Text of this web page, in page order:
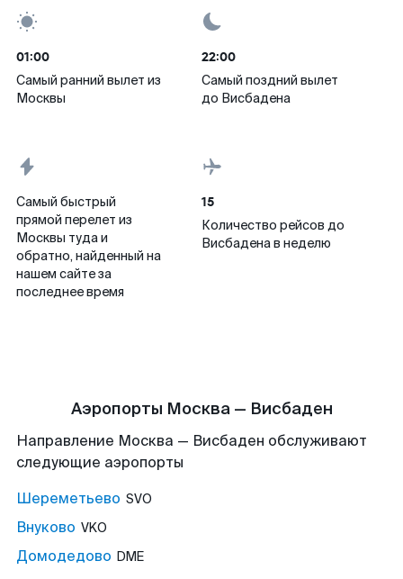
01:00
Самый ранний вылет из
Москвы
22:00
Самый поздний вылет
до Висбадена
Самый быстрый
прямой перелет из
Москвы туда и
обратно, найденный на
нашем сайте за
последнее время
15
Количество рейсов до
Висбадена в неделю
Аэропорты Москва — Висбаден
Направление Москва — Висбаден обслуживают
следующие аэропорты
Шереметьево SVO
Внуково VKO
Домодедово DME